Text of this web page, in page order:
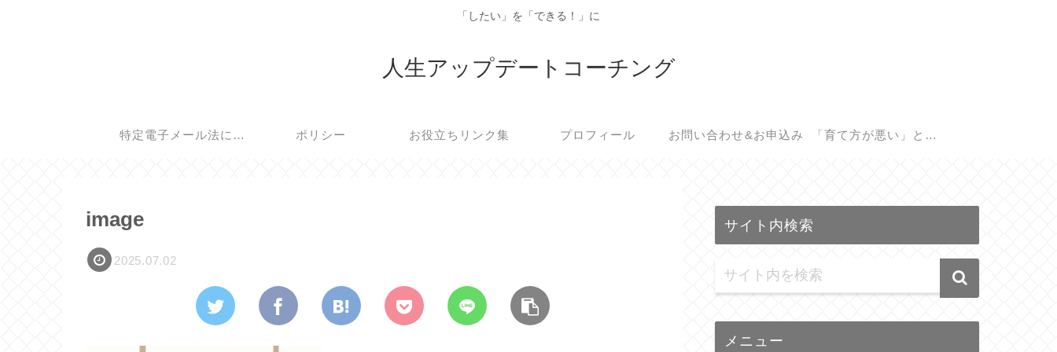
「したい」を「できる！」に
人生アップデートコーチング
特定電子メール法に基 ポリシー お役立ちリンク集 プロフィール お問い合わせ&お申込み 「育て方が悪い」と悩
遺伝子検査(GIQ)で見つ
image
2025.07.02
サイト内検索
メニュー